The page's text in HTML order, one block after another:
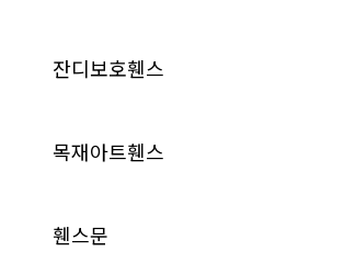
잔디보호휀스
목재아트휀스
휀스문